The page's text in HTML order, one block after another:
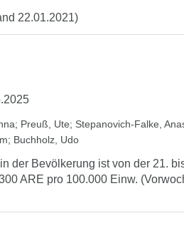
22.01.2021)
; Preuß, Ute; Stepanovich-Falke,
; Buchholz, Udo
der Bevölkerung ist von der 21.
ARE pro 100.000 Einw.